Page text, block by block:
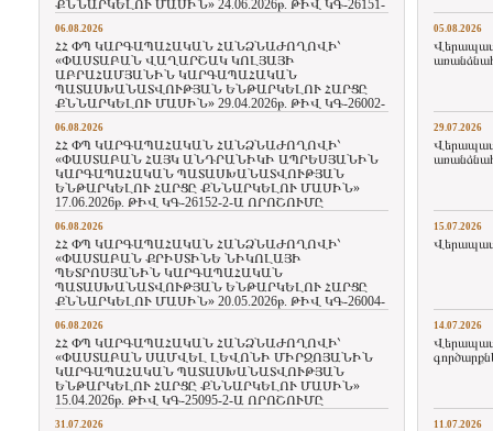
ՔՆՆԱՐԿԵԼՈՒ ՄԱՍԻՆ» 24.06.2026թ. ԹԻՎ ԿԳ-26151-
06.08.2026
ՀՀ ՓՊ ԿԱՐԳԱՊԱՀԱԿԱՆ ՀԱՆՁՆԱԺՈՂՈՎԻ՝
«ՓԱՍՏԱԲԱՆ ՎԱՂԱՐՇԱԿ ԿՈԼՅԱՅԻ
ԱԲՐԱՀԱՄՅԱՆԻՆ ԿԱՐԳԱՊԱՀԱԿԱՆ
ՊԱՏԱՍԽԱՆԱՏՎՈՒԹՅԱՆ ԵՆԹԱՐԿԵԼՈՒ ՀԱՐՑԸ
ՔՆՆԱՐԿԵԼՈՒ ՄԱՍԻՆ» 29.04.2026թ. ԹԻՎ ԿԳ-26002-
06.08.2026
ՀՀ ՓՊ ԿԱՐԳԱՊԱՀԱԿԱՆ ՀԱՆՁՆԱԺՈՂՈՎԻ՝
«ՓԱՍՏԱԲԱՆ ՀԱՅԿ ԱՆԴՐԱՆԻԿԻ ԱՊՐԵՍՅԱՆԻՆ
ԿԱՐԳԱՊԱՀԱԿԱՆ ՊԱՏԱՍԽԱՆԱՏՎՈՒԹՅԱՆ
ԵՆԹԱՐԿԵԼՈՒ ՀԱՐՑԸ ՔՆՆԱՐԿԵԼՈՒ ՄԱՍԻՆ»
17.06.2026թ. ԹԻՎ ԿԳ-26152-2-Ա ՈՐՈՇՈՒՄԸ
06.08.2026
ՀՀ ՓՊ ԿԱՐԳԱՊԱՀԱԿԱՆ ՀԱՆՁՆԱԺՈՂՈՎԻ՝
«ՓԱՍՏԱԲԱՆ ՔՐԻՍՏԻՆԵ ՆԻԿՈԼԱՅԻ
ՊԵՏՐՈՍՅԱՆԻՆ ԿԱՐԳԱՊԱՀԱԿԱՆ
ՊԱՏԱՍԽԱՆԱՏՎՈՒԹՅԱՆ ԵՆԹԱՐԿԵԼՈՒ ՀԱՐՑԸ
ՔՆՆԱՐԿԵԼՈՒ ՄԱՍԻՆ» 20.05.2026թ. ԹԻՎ ԿԳ-26004-
06.08.2026
ՀՀ ՓՊ ԿԱՐԳԱՊԱՀԱԿԱՆ ՀԱՆՁՆԱԺՈՂՈՎԻ՝
«ՓԱՍՏԱԲԱՆ ՍԱՄՎԵԼ ԼԵՎՈՆԻ ՄԻՐԶՈՅԱՆԻՆ
ԿԱՐԳԱՊԱՀԱԿԱՆ ՊԱՏԱՍԽԱՆԱՏՎՈՒԹՅԱՆ
ԵՆԹԱՐԿԵԼՈՒ ՀԱՐՑԸ ՔՆՆԱՐԿԵԼՈՒ ՄԱՍԻՆ»
15.04.2026թ. ԹԻՎ ԿԳ-25095-2-Ա ՈՐՈՇՈՒՄԸ
31.07.2026
05.08.2026
29.07.2026
15.07.2026
14.07.2026
11.07.2026